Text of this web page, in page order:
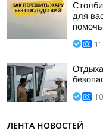
для
ЛЕНТА НОВОСТЕЙ